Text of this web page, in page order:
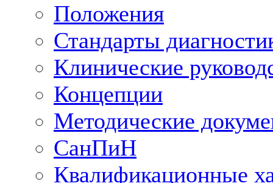
Положения
Стандарты
Клинические
Концепции
Методические
СанПиН
Квалификационные